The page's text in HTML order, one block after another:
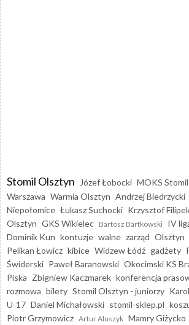
Stomil Olsztyn Józef Łobocki MOKS
Warszawa Warmia Olsztyn Andrzej Biedrzycki
Niepołomice Łukasz Suchocki Krzysztof
Olsztyn GKS Wikielec Bartosz Bartkowski IV
Dominik Kun kontuzje walne zarząd Olsztyn
Pelikan Łowicz kibice Widzew Łódź gadżety
Świderski Paweł Baranowski Okocimski KS
Piska Zbigniew Kaczmarek konferencja
rozmowa bilety Stomil Olsztyn - juniorzy
U-17 Daniel Michałowski stomil-sklep.pl
Piotr Grzymowicz Artur Aluszyk Mamry Giżycko